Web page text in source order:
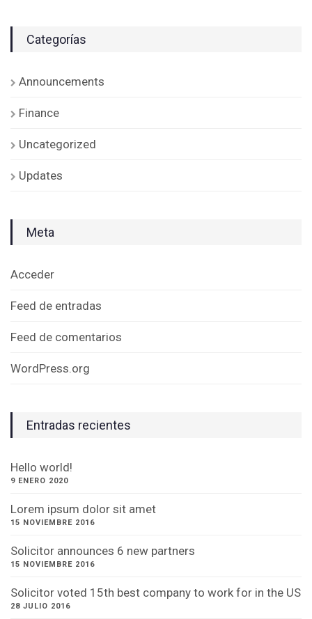
Categorías
Announcements
Finance
Uncategorized
Updates
Meta
Acceder
Feed de entradas
Feed de comentarios
WordPress.org
Entradas recientes
Hello world!
9 ENERO 2020
Lorem ipsum dolor sit amet
15 NOVIEMBRE 2016
Solicitor announces 6 new partners
15 NOVIEMBRE 2016
Solicitor voted 15th best company to work for in the US
28 JULIO 2016